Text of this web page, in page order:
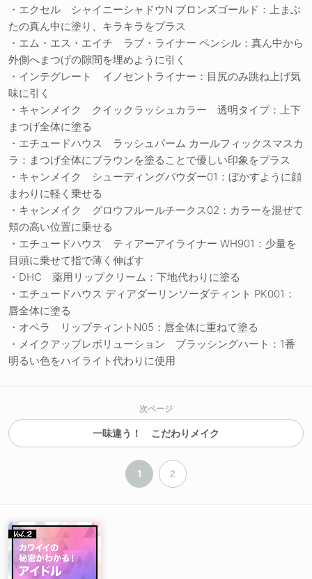
・エクセル シャイニーシャドウN ブロンズゴールド：上まぶ
たの真ん中に塗り、キラキラをプラス
・エム・エス・エイチ ラブ・ライナー ペンシル：真ん中から
外側へまつげの隙間を埋めように引く
・インテグレート イノセントライナー：目尻のみ跳ね上げ気
味に引く
・キャンメイク クイックラッシュカラー 透明タイプ：上下
まつげ全体に塗る
・エチュードハウス ラッシュパーム カールフィックスマスカ
ラ：まつげ全体にブラウンを塗ることで優しい印象をプラス
・キャンメイク シューディングパウダー01：ぼかすように顔
まわりに軽く乗せる
・キャンメイク グロウフルールチークス02：カラーを混ぜて
頬の高い位置に乗せる
・エチュードハウス ティアーアイライナー WH901：少量を
目頭に乗せて指で薄く伸ばす
・DHC 薬用リップクリーム：下地代わりに塗る
・エチュードハウス ディアダーリンソーダティント PK001：
唇全体に塗る
・オペラ リップティントN05：唇全体に重ねて塗る
・メイクアップレボリューション ブラッシングハート：1番
明るい色をハイライト代わりに使用
次ページ
一味違う！ こだわりメイク
1 2